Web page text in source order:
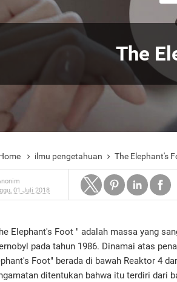
The
 ilmu pengetahuan  The Elephant's
01 Juli 2018
Elephant's Foot " adalah massa yang
pada tahun 1986. Dinamai atas
Foot" berada di bawah Reaktor 4
ditentukan bahwa itu terdiri dari